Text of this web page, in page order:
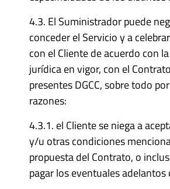
4.3. El Suministrador puede
conceder el Servicio y a
con el Cliente de acuerdo con
jurídica en vigor, con el
presentes DGCC, sobre todo
razones:
4.3.1. el Cliente se niega a
y/u otras condiciones
propuesta del Contrato, o
pagar los eventuales adelantos